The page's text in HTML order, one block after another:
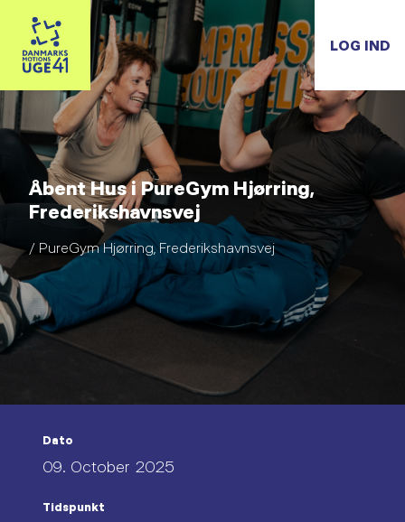
LOG IND
Åbent Hus i PureGym Hjørring,
Frederikshavnsvej
/ PureGym Hjørring, Frederikshavnsvej
Dato
09. October 2025
Tidspunkt